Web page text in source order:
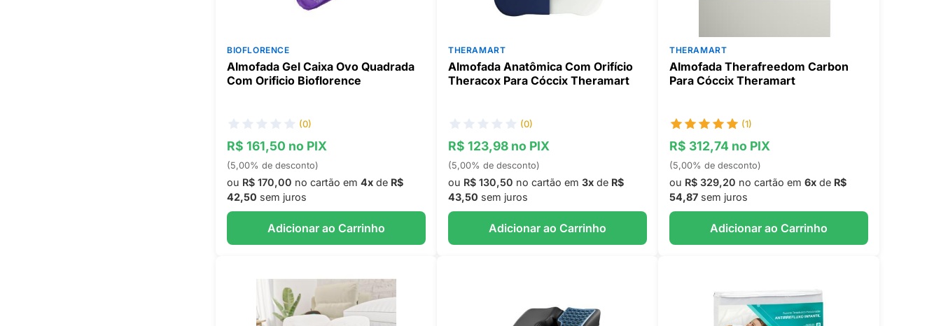
BIOFLORENCE
Almofada Gel Caixa Ovo Quadrada
Com Orificio Bioflorence
(0)
R$ 161,50 no PIX
(5,00% de desconto)
ou R$ 170,00 no cartão em 4xde R$
42,50 sem juros
Adicionar ao Carrinho
THERAMART
Almofada Anatômica Com Orifício
Theracox Para Cóccix Theramart
(0)
R$ 123,98 no PIX
(5,00% de desconto)
ou R$ 130,50 no cartão em 3xde R$
43,50 sem juros
Adicionar ao Carrinho
THERAMART
Almofada Therafreedom Carbon
Para Cóccix Theramart
(1)
R$ 312,74 no PIX
(5,00% de desconto)
ou R$ 329,20 no cartão em 6xde R$
54,87sem juros
Adicionar ao Carrinho